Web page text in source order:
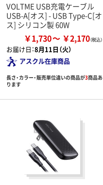
VOLTME USB充電ケーブル
USB-A[オス] - USB Type-C[オ
ス] シリコン製 60W
￥1,730 ￥2,170
お届け日：8月11日（火）
アスクル在庫商品
長さ・カラー・販売単位違いの商品が3商品あ
ります